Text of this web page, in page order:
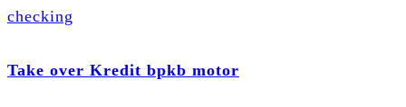
checking
Take over Kredit bpkb motor